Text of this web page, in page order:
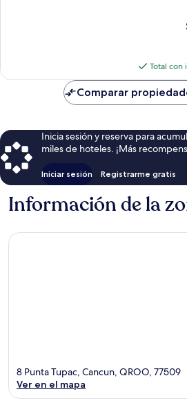
Total con
Comparar
Inicia sesión y reserva para
miles de hoteles. ¡Más
Iniciar sesión Registrarme gratis
Información de la
8 Punta Tupac, Cancun, QROO, 77509
Ver en el mapa